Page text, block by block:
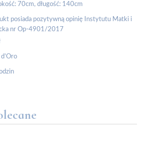
70cm, długość: 140cm
posiada pozytywną opinię Instytutu Matki i
nr Op-4901/2017